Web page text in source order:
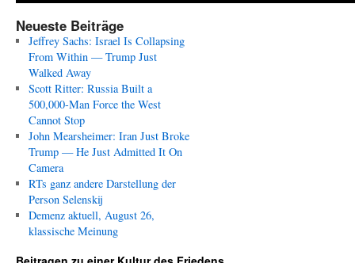
Neueste Beiträge
Jeffrey Sachs: Israel Is Collapsing
From Within — Trump Just
Walked Away
Scott Ritter: Russia Built a
500,000-Man Force the West
Cannot Stop
John Mearsheimer: Iran Just Broke
Trump — He Just Admitted It On
Camera
RTs ganz andere Darstellung der
Person Selenskij
Demenz aktuell, August 26,
klassische Meinung